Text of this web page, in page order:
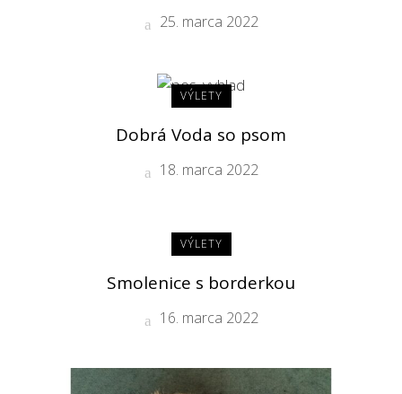
25. marca 2022
VÝLETY
Dobrá Voda so psom
18. marca 2022
VÝLETY
Smolenice s borderkou
16. marca 2022